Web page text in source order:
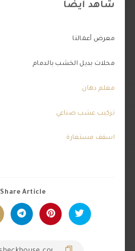
شاهد أيضا
معرض أعمالنا
محلات بديل الخشب بالدمام
معلم دهان
تركيب عشب صناعي
اسقف مستعارة
Share Article: